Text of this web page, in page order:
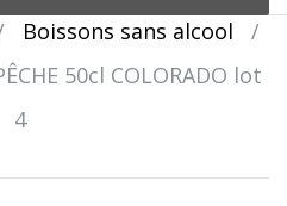
Boissons sans alcool
/
50cl COLORADO lot
4